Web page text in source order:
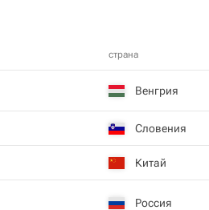
страна
Венгрия
Словения
Китай
Россия